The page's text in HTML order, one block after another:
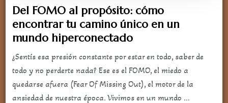
Del FOMO al propósito: cómo
encontrar tu camino único en un
mundo hiperconectado
¿Sentís esa presión constante por estar en todo, saber de
todo y no perderte nada? Ese es el FOMO, el miedo a
quedarse afuera (Fear Of Missing Out), el motor de la
ansiedad de nuestra época. Vivimos en un mundo …